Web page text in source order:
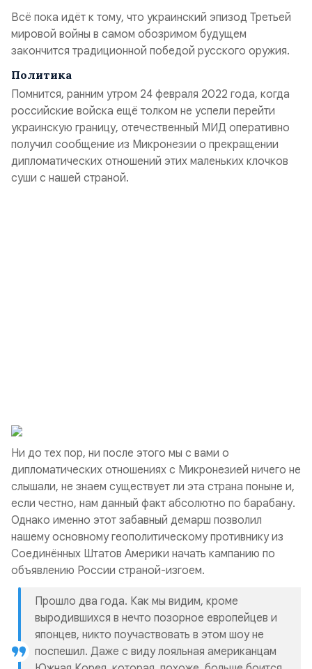
Всё пока идёт к тому, что украинский эпизод Третьей
мировой войны в самом обозримом будущем
закончится традиционной победой русского оружия.
Политика
Помнится, ранним утром 24 февраля 2022 года, когда
российские войска ещё толком не успели перейти
украинскую границу, отечественный МИД оперативно
получил сообщение из Микронезии о прекращении
дипломатических отношений этих маленьких клочков
суши с нашей страной.
Ни до тех пор, ни после этого мы с вами о
дипломатических отношениях с Микронезией ничего не
слышали, не знаем существует ли эта страна поныне и,
если честно, нам данный факт абсолютно по барабану.
Однако именно этот забавный демарш позволил
нашему основному геополитическому противнику из
Соединённых Штатов Америки начать кампанию по
объявлению России страной-изгоем.
Прошло два года. Как мы видим, кроме
выродившихся в нечто позорное европейцев и
японцев, никто поучаствовать в этом шоу не
поспешил. Даже с виду лояльная американцам